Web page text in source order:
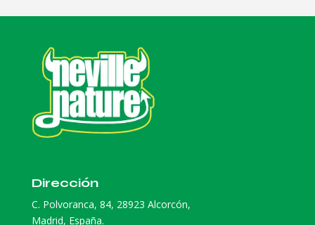
Dirección
C. Polvoranca, 84, 28923 Alcorcón,
Madrid, España.